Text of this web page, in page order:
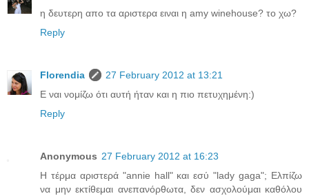
η δευτερη απο τα αριστερα ειναι η amy winehouse? το χω?
Reply
Florendia
27 February 2012 at 13:21
Ε ναι νομίζω ότι αυτή ήταν και η πιο πετυχημένη:)
Reply
Anonymous 27 February 2012 at 16:23
Η τέρμα αριστερά "annie hall" και εσύ "lady gaga"; Ελπίζω
να μην εκτίθεμαι ανεπανόρθωτα, δεν ασχολούμαι καθόλου